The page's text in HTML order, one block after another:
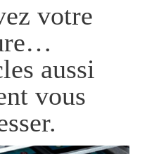
votre
aussi
vous